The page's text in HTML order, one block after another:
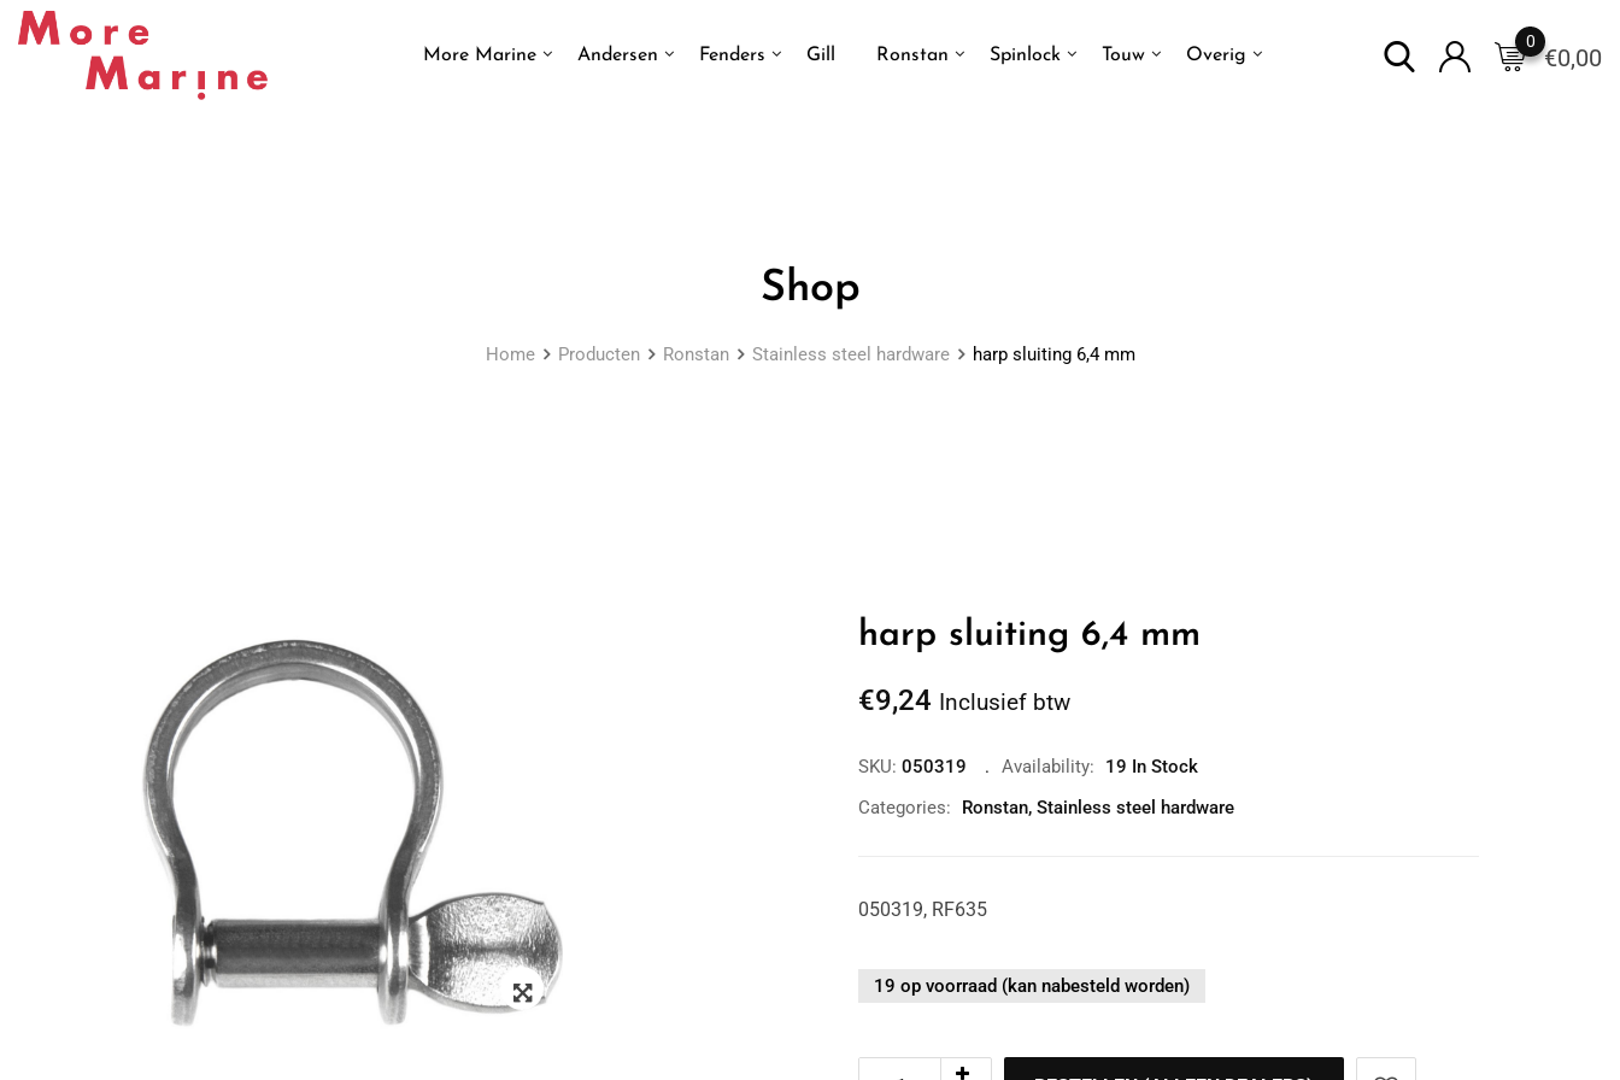
Skip
More Marine Andersen Fenders Gill Ronstan Spinlock Touw Overig €0,00
0
Shop
Home Producten Ronstan Stainless steel hardware harp sluiting 6,4 mm
Zoom
harp sluiting 6,4 mm
€9,24 Inclusief btw
SKU: 050319 Availability:
19 In Stock
Categories:
Ronstan, Stainless steel hardware
050319, RF635
19 op voorraad (kan nabesteld worden)